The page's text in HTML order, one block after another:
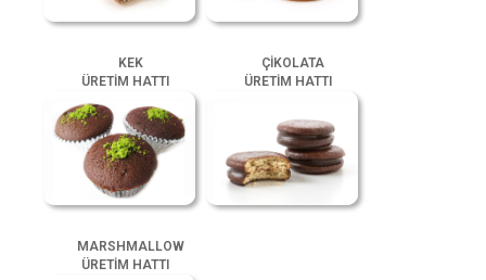
KEK
ÜRETİM HATTI
ÇİKOLATA
ÜRETİM HATTI
MARSHMALLOW
ÜRETİM HATTI